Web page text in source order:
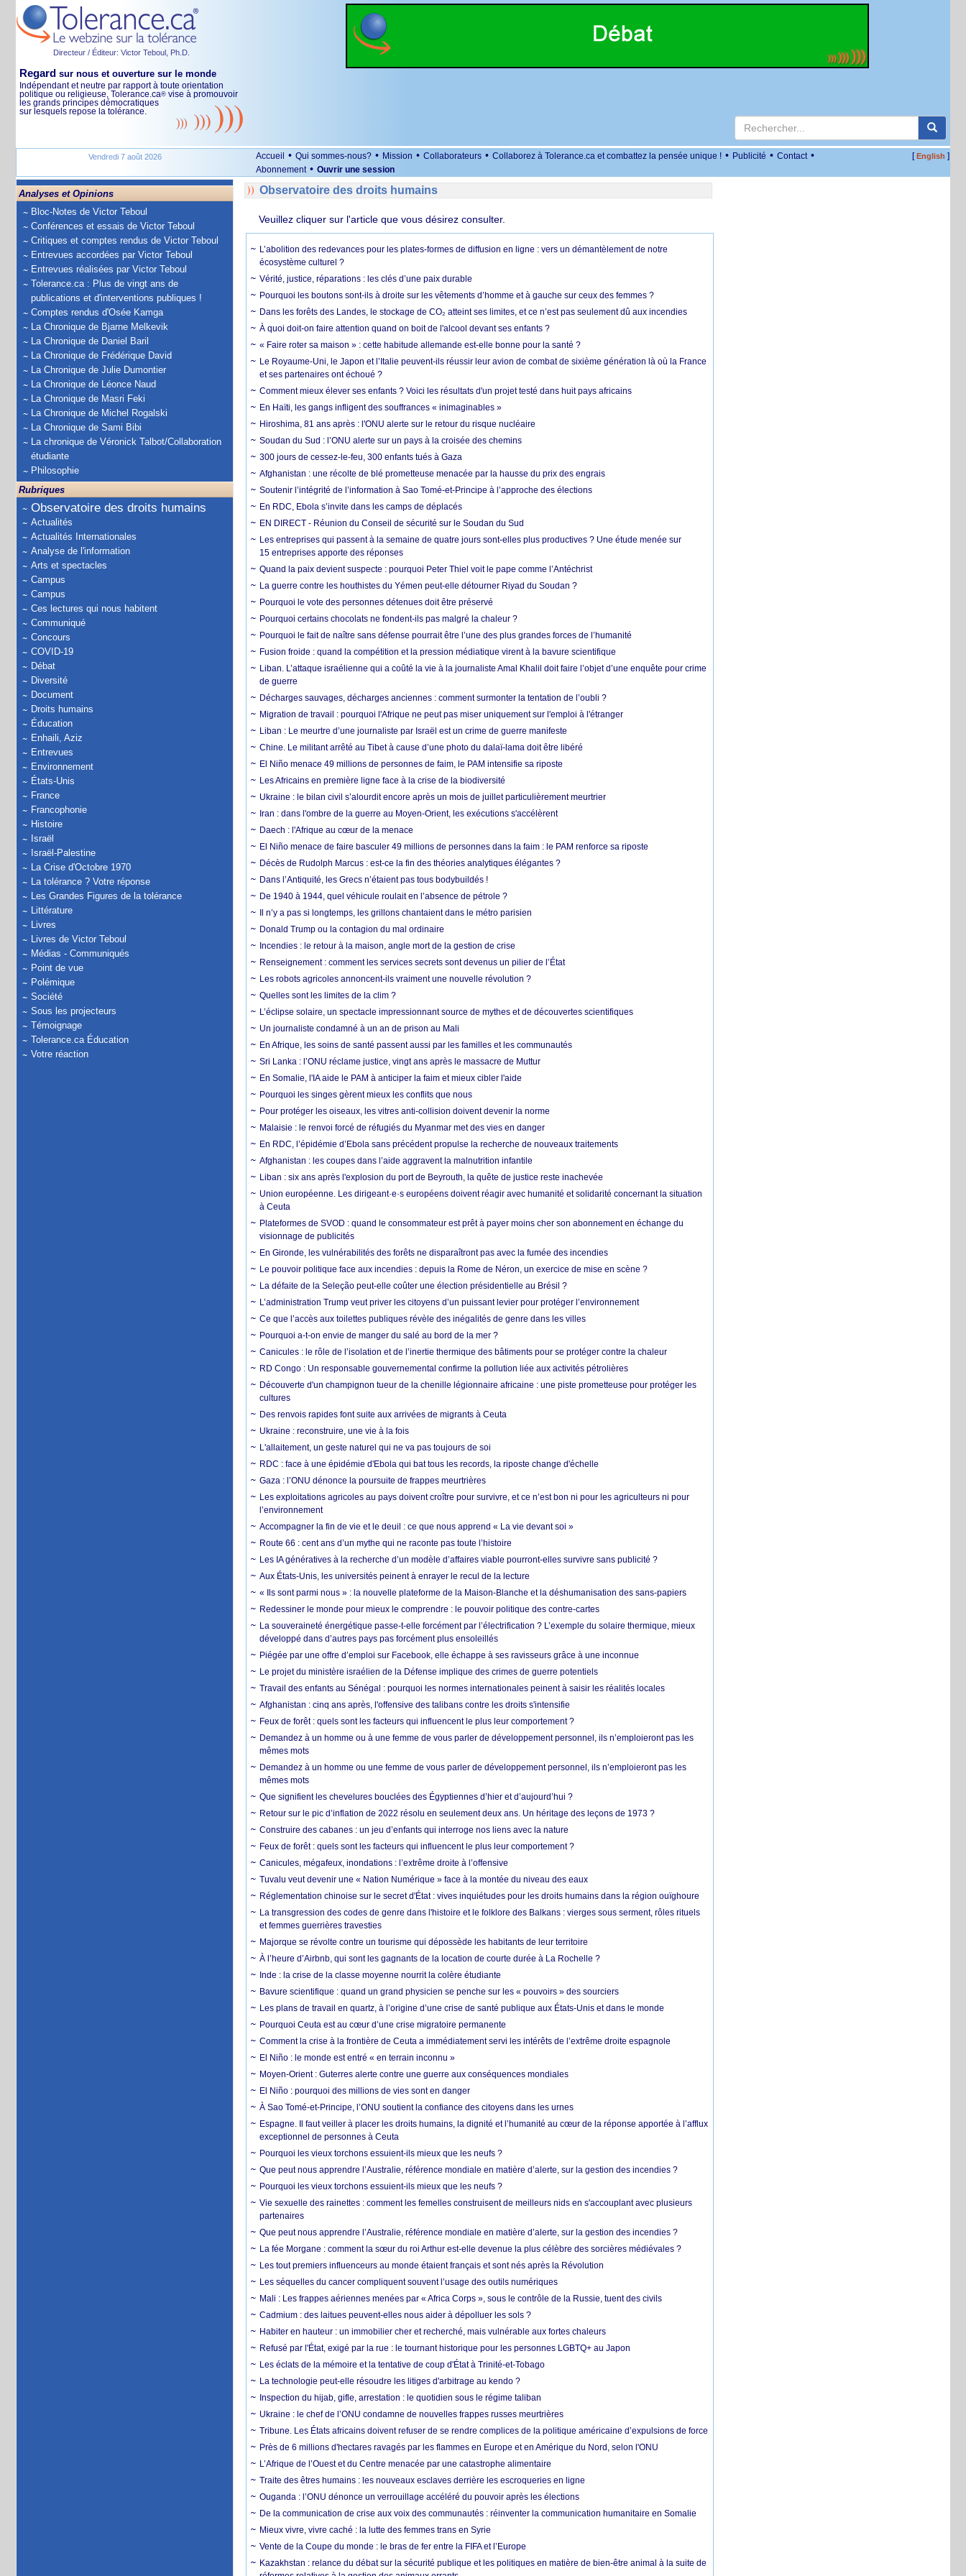
Directeur / Éditeur: Victor Teboul, Ph.D.
Regard sur nous et ouverture sur le monde
Indépendant et neutre par rapport à toute orientation
politique ou religieuse, Tolerance.ca® vise à promouvoir
les grands principes démocratiques
sur lesquels repose la tolérance.
Vendredi 7 août 2026 Accueil • Qui sommes-nous? • Mission • Collaborateurs • Collaborez à Tolerance.ca et combattez la pensée unique ! • Publicité • Contact •
Abonnement • Ouvrir une session
[English ]
Analyses et Opinions
Bloc-Notes de Victor Teboul
Conférences et essais de Victor Teboul
Critiques et comptes rendus de Victor Teboul
Entrevues accordées par Victor Teboul
Entrevues réalisées par Victor Teboul
Tolerance.ca : Plus de vingt ans de
publications et d'interventions publiques !
Comptes rendus d'Osée Kamga
La Chronique de Bjarne Melkevik
La Chronique de Daniel Baril
La Chronique de Frédérique David
La Chronique de Julie Dumontier
La Chronique de Léonce Naud
La Chronique de Masri Feki
La Chronique de Michel Rogalski
La Chronique de Sami Bibi
La chronique de Véronick Talbot/Collaboration
étudiante
Philosophie
Rubriques
Observatoire des droits humains
Actualités
Actualités Internationales
Analyse de l'information
Arts et spectacles
Campus
Campus
Ces lectures qui nous habitent
Communiqué
Concours
COVID-19
Débat
Diversité
Document
Droits humains
Éducation
Enhaili, Aziz
Entrevues
Environnement
États-Unis
France
Francophonie
Histoire
Israël
Israël-Palestine
La Crise d'Octobre 1970
La tolérance ? Votre réponse
Les Grandes Figures de la tolérance
Littérature
Livres
Livres de Victor Teboul
Médias - Communiqués
Point de vue
Polémique
Société
Sous les projecteurs
Témoignage
Tolerance.ca Éducation
Votre réaction
Observatoire des droits humains
Veuillez cliquer sur l'article que vous désirez consulter.
L’abolition des redevances pour les plates-formes de diffusion en ligne : vers un démantèlement de notre
écosystème culturel ?
Vérité, justice, réparations : les clés d’une paix durable
Pourquoi les boutons sont-ils à droite sur les vêtements d’homme et à gauche sur ceux des femmes ?
Dans les forêts des Landes, le stockage de CO₂ atteint ses limites, et ce n’est pas seulement dû aux incendies
À quoi doit-on faire attention quand on boit de l'alcool devant ses enfants ?
« Faire roter sa maison » : cette habitude allemande est-elle bonne pour la santé ?
Le Royaume-Uni, le Japon et l’Italie peuvent-ils réussir leur avion de combat de sixième génération là où la France
et ses partenaires ont échoué ?
Comment mieux élever ses enfants ? Voici les résultats d'un projet testé dans huit pays africains
En Haïti, les gangs infligent des souffrances « inimaginables »
Hiroshima, 81 ans après : l'ONU alerte sur le retour du risque nucléaire
Soudan du Sud : l’ONU alerte sur un pays à la croisée des chemins
300 jours de cessez-le-feu, 300 enfants tués à Gaza
Afghanistan : une récolte de blé prometteuse menacée par la hausse du prix des engrais
Soutenir l’intégrité de l’information à Sao Tomé-et-Principe à l’approche des élections
En RDC, Ebola s’invite dans les camps de déplacés
EN DIRECT - Réunion du Conseil de sécurité sur le Soudan du Sud
Les entreprises qui passent à la semaine de quatre jours sont-elles plus productives ? Une étude menée sur
15 entreprises apporte des réponses
Quand la paix devient suspecte : pourquoi Peter Thiel voit le pape comme l’Antéchrist
La guerre contre les houthistes du Yémen peut-elle détourner Riyad du Soudan ?
Pourquoi le vote des personnes détenues doit être préservé
Pourquoi certains chocolats ne fondent-ils pas malgré la chaleur ?
Pourquoi le fait de naître sans défense pourrait être l’une des plus grandes forces de l’humanité
Fusion froide : quand la compétition et la pression médiatique virent à la bavure scientifique
Liban. L’attaque israélienne qui a coûté la vie à la journaliste Amal Khalil doit faire l’objet d’une enquête pour crime
de guerre
Décharges sauvages, décharges anciennes : comment surmonter la tentation de l’oubli ?
Migration de travail : pourquoi l'Afrique ne peut pas miser uniquement sur l'emploi à l'étranger
Liban : Le meurtre d’une journaliste par Israël est un crime de guerre manifeste
Chine. Le militant arrêté au Tibet à cause d’une photo du dalaï-lama doit être libéré
El Niño menace 49 millions de personnes de faim, le PAM intensifie sa riposte
Les Africains en première ligne face à la crise de la biodiversité
Ukraine : le bilan civil s’alourdit encore après un mois de juillet particulièrement meurtrier
Iran : dans l'ombre de la guerre au Moyen-Orient, les exécutions s'accélèrent
Daech : l'Afrique au cœur de la menace
El Niño menace de faire basculer 49 millions de personnes dans la faim : le PAM renforce sa riposte
Décès de Rudolph Marcus : est-ce la fin des théories analytiques élégantes ?
Dans l’Antiquité, les Grecs n’étaient pas tous bodybuildés !
De 1940 à 1944, quel véhicule roulait en l’absence de pétrole ?
Il n’y a pas si longtemps, les grillons chantaient dans le métro parisien
Donald Trump ou la contagion du mal ordinaire
Incendies : le retour à la maison, angle mort de la gestion de crise
Renseignement : comment les services secrets sont devenus un pilier de l’État
Les robots agricoles annoncent-ils vraiment une nouvelle révolution ?
Quelles sont les limites de la clim ?
L’éclipse solaire, un spectacle impressionnant source de mythes et de découvertes scientifiques
Un journaliste condamné à un an de prison au Mali
En Afrique, les soins de santé passent aussi par les familles et les communautés
Sri Lanka : l’ONU réclame justice, vingt ans après le massacre de Muttur
En Somalie, l'IA aide le PAM à anticiper la faim et mieux cibler l'aide
Pourquoi les singes gèrent mieux les conflits que nous
Pour protéger les oiseaux, les vitres anti-collision doivent devenir la norme
Malaisie : le renvoi forcé de réfugiés du Myanmar met des vies en danger
En RDC, l’épidémie d’Ebola sans précédent propulse la recherche de nouveaux traitements
Afghanistan : les coupes dans l’aide aggravent la malnutrition infantile
Liban : six ans après l'explosion du port de Beyrouth, la quête de justice reste inachevée
Union européenne. Les dirigeant·e·s européens doivent réagir avec humanité et solidarité concernant la situation
à Ceuta
Plateformes de SVOD : quand le consommateur est prêt à payer moins cher son abonnement en échange du
visionnage de publicités
En Gironde, les vulnérabilités des forêts ne disparaîtront pas avec la fumée des incendies
Le pouvoir politique face aux incendies : depuis la Rome de Néron, un exercice de mise en scène ?
La défaite de la Seleção peut-elle coûter une élection présidentielle au Brésil ?
L’administration Trump veut priver les citoyens d’un puissant levier pour protéger l’environnement
Ce que l’accès aux toilettes publiques révèle des inégalités de genre dans les villes
Pourquoi a-t-on envie de manger du salé au bord de la mer ?
Canicules : le rôle de l’isolation et de l’inertie thermique des bâtiments pour se protéger contre la chaleur
RD Congo : Un responsable gouvernemental confirme la pollution liée aux activités pétrolières
Découverte d'un champignon tueur de la chenille légionnaire africaine : une piste prometteuse pour protéger les
cultures
Des renvois rapides font suite aux arrivées de migrants à Ceuta
Ukraine : reconstruire, une vie à la fois
L'allaitement, un geste naturel qui ne va pas toujours de soi
RDC : face à une épidémie d'Ebola qui bat tous les records, la riposte change d'échelle
Gaza : l’ONU dénonce la poursuite de frappes meurtrières
Les exploitations agricoles au pays doivent croître pour survivre, et ce n’est bon ni pour les agriculteurs ni pour
l’environnement
Accompagner la fin de vie et le deuil : ce que nous apprend « La vie devant soi »
Route 66 : cent ans d’un mythe qui ne raconte pas toute l’histoire
Les IA génératives à la recherche d’un modèle d’affaires viable pourront-elles survivre sans publicité ?
Aux États-Unis, les universités peinent à enrayer le recul de la lecture
« Ils sont parmi nous » : la nouvelle plateforme de la Maison-Blanche et la déshumanisation des sans-papiers
Redessiner le monde pour mieux le comprendre : le pouvoir politique des contre-cartes
La souveraineté énergétique passe-t-elle forcément par l’électrification ? L’exemple du solaire thermique, mieux
développé dans d’autres pays pas forcément plus ensoleillés
Piégée par une offre d’emploi sur Facebook, elle échappe à ses ravisseurs grâce à une inconnue
Le projet du ministère israélien de la Défense implique des crimes de guerre potentiels
Travail des enfants au Sénégal : pourquoi les normes internationales peinent à saisir les réalités locales
Afghanistan : cinq ans après, l'offensive des talibans contre les droits s'intensifie
Feux de forêt : quels sont les facteurs qui influencent le plus leur comportement ?
Demandez à un homme ou à une femme de vous parler de développement personnel, ils n’emploieront pas les
mêmes mots
Demandez à un homme ou une femme de vous parler de développement personnel, ils n’emploieront pas les
mêmes mots
Que signifient les chevelures bouclées des Égyptiennes d’hier et d’aujourd’hui ?
Retour sur le pic d’inflation de 2022 résolu en seulement deux ans. Un héritage des leçons de 1973 ?
Construire des cabanes : un jeu d’enfants qui interroge nos liens avec la nature
Feux de forêt : quels sont les facteurs qui influencent le plus leur comportement ?
Canicules, mégafeux, inondations : l’extrême droite à l’offensive
Tuvalu veut devenir une « Nation Numérique » face à la montée du niveau des eaux
Réglementation chinoise sur le secret d'État : vives inquiétudes pour les droits humains dans la région ouïghoure
La transgression des codes de genre dans l'histoire et le folklore des Balkans : vierges sous serment, rôles rituels
et femmes guerrières travesties
Majorque se révolte contre un tourisme qui dépossède les habitants de leur territoire
À l’heure d’Airbnb, qui sont les gagnants de la location de courte durée à La Rochelle ?
Inde : la crise de la classe moyenne nourrit la colère étudiante
Bavure scientifique : quand un grand physicien se penche sur les « pouvoirs » des sourciers
Les plans de travail en quartz, à l’origine d’une crise de santé publique aux États-Unis et dans le monde
Pourquoi Ceuta est au cœur d’une crise migratoire permanente
Comment la crise à la frontière de Ceuta a immédiatement servi les intérêts de l’extrême droite espagnole
El Niño : le monde est entré « en terrain inconnu »
Moyen-Orient : Guterres alerte contre une guerre aux conséquences mondiales
El Niño : pourquoi des millions de vies sont en danger
À Sao Tomé-et-Principe, l’ONU soutient la confiance des citoyens dans les urnes
Espagne. Il faut veiller à placer les droits humains, la dignité et l’humanité au cœur de la réponse apportée à l’afflux
exceptionnel de personnes à Ceuta
Pourquoi les vieux torchons essuient-ils mieux que les neufs ?
Que peut nous apprendre l’Australie, référence mondiale en matière d’alerte, sur la gestion des incendies ?
Pourquoi les vieux torchons essuient-ils mieux que les neufs ?
Vie sexuelle des rainettes : comment les femelles construisent de meilleurs nids en s'accouplant avec plusieurs
partenaires
Que peut nous apprendre l’Australie, référence mondiale en matière d’alerte, sur la gestion des incendies ?
La fée Morgane : comment la sœur du roi Arthur est-elle devenue la plus célèbre des sorcières médiévales ?
Les tout premiers influenceurs au monde étaient français et sont nés après la Révolution
Les séquelles du cancer compliquent souvent l’usage des outils numériques
Mali : Les frappes aériennes menées par « Africa Corps », sous le contrôle de la Russie, tuent des civils
Cadmium : des laitues peuvent-elles nous aider à dépolluer les sols ?
Habiter en hauteur : un immobilier cher et recherché, mais vulnérable aux fortes chaleurs
Refusé par l'État, exigé par la rue : le tournant historique pour les personnes LGBTQ+ au Japon
Les éclats de la mémoire et la tentative de coup d'État à Trinité-et-Tobago
La technologie peut-elle résoudre les litiges d'arbitrage au kendo ?
Inspection du hijab, gifle, arrestation : le quotidien sous le régime taliban
Ukraine : le chef de l’ONU condamne de nouvelles frappes russes meurtrières
Tribune. Les États africains doivent refuser de se rendre complices de la politique américaine d’expulsions de force
Près de 6 millions d'hectares ravagés par les flammes en Europe et en Amérique du Nord, selon l'ONU
L’Afrique de l’Ouest et du Centre menacée par une catastrophe alimentaire
Traite des êtres humains : les nouveaux esclaves derrière les escroqueries en ligne
Ouganda : l’ONU dénonce un verrouillage accéléré du pouvoir après les élections
De la communication de crise aux voix des communautés : réinventer la communication humanitaire en Somalie
Mieux vivre, vivre caché : la lutte des femmes trans en Syrie
Vente de la Coupe du monde : le bras de fer entre la FIFA et l’Europe
Kazakhstan : relance du débat sur la sécurité publique et les politiques en matière de bien-être animal à la suite de